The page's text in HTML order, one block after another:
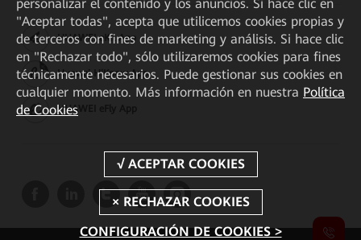
HUAWEI eKit App
Huawei HiKnow App
HUAWEI eFly App
personalizar el contenido y los anuncios. Si hace clic en
"Aceptar todas", acepta que utilicemos cookies propias y
de terceros con fines de marketing y análisis. Si hace clic
en "Rechazar todo", sólo utilizaremos cookies para fines
técnicamente necesarios. Puede gestionar sus cookies en
cualquier momento. Más información en nuestra Política
de Cookies
CONFIGURACIÓN DE COOKIES >